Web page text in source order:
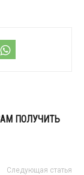
ПОЛУЧИТЬ
Следующая статья